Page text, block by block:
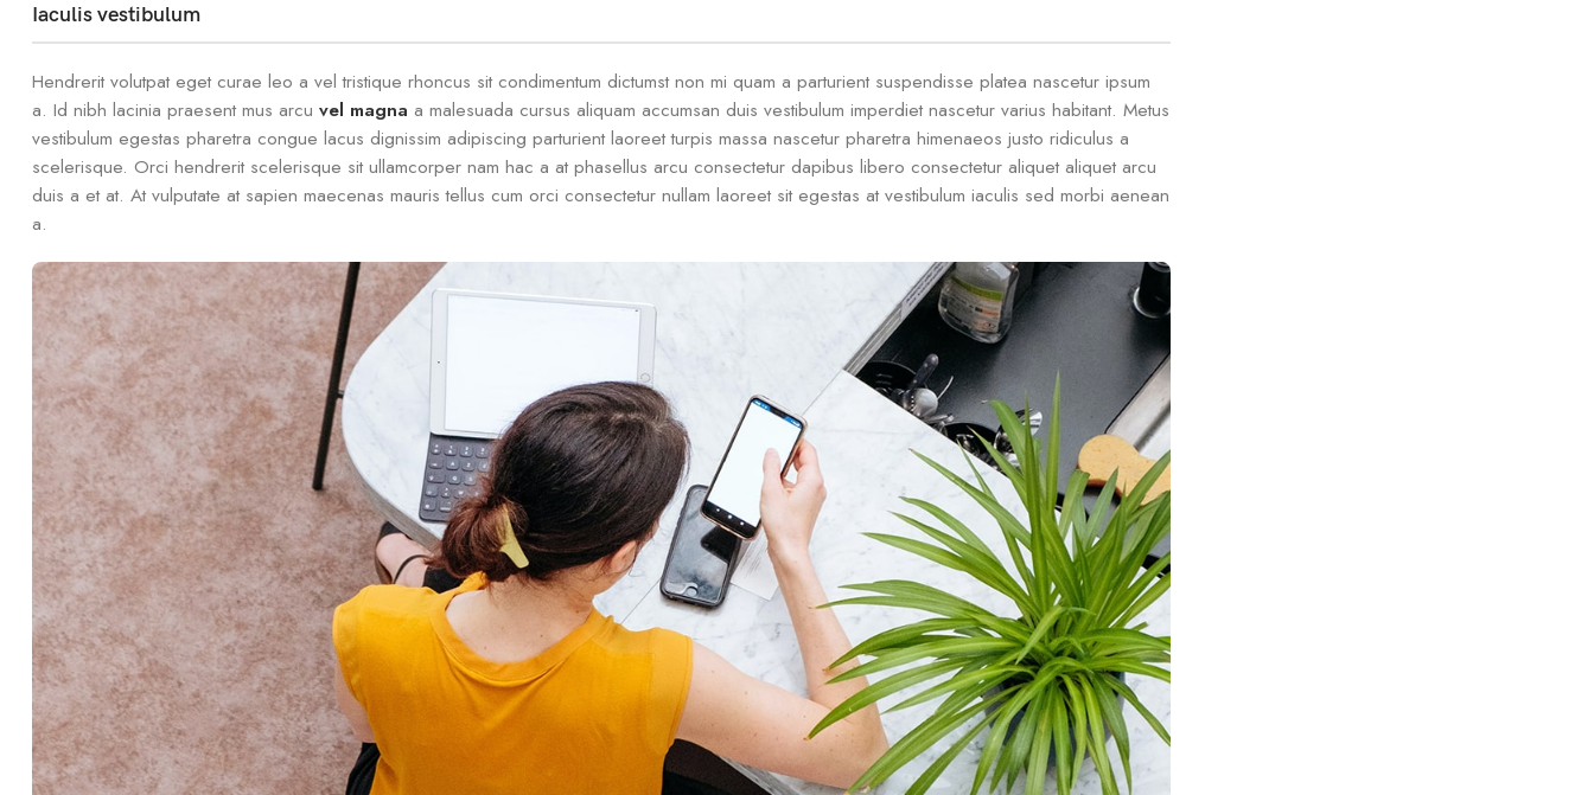
Iaculis vestibulum
Hendrerit volutpat eget curae leo a vel tristique rhoncus sit condimentum dictumst non mi quam a parturient suspendisse platea nascetur ipsum
a. Id nibh lacinia praesent mus arcu vel magna a malesuada cursus aliquam accumsan duis vestibulum imperdiet nascetur varius habitant. Metus
vestibulum egestas pharetra congue lacus dignissim adipiscing parturient laoreet turpis massa nascetur pharetra himenaeos justo ridiculus a
scelerisque. Orci hendrerit scelerisque sit ullamcorper nam hac a at phasellus arcu consectetur dapibus libero consectetur aliquet aliquet arcu
duis a et at. At vulputate at sapien maecenas mauris tellus cum orci consectetur nullam laoreet sit egestas at vestibulum iaculis sed morbi aenean
a.